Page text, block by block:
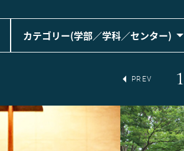
カテゴリー(学部／学科／センター)
PREV 1